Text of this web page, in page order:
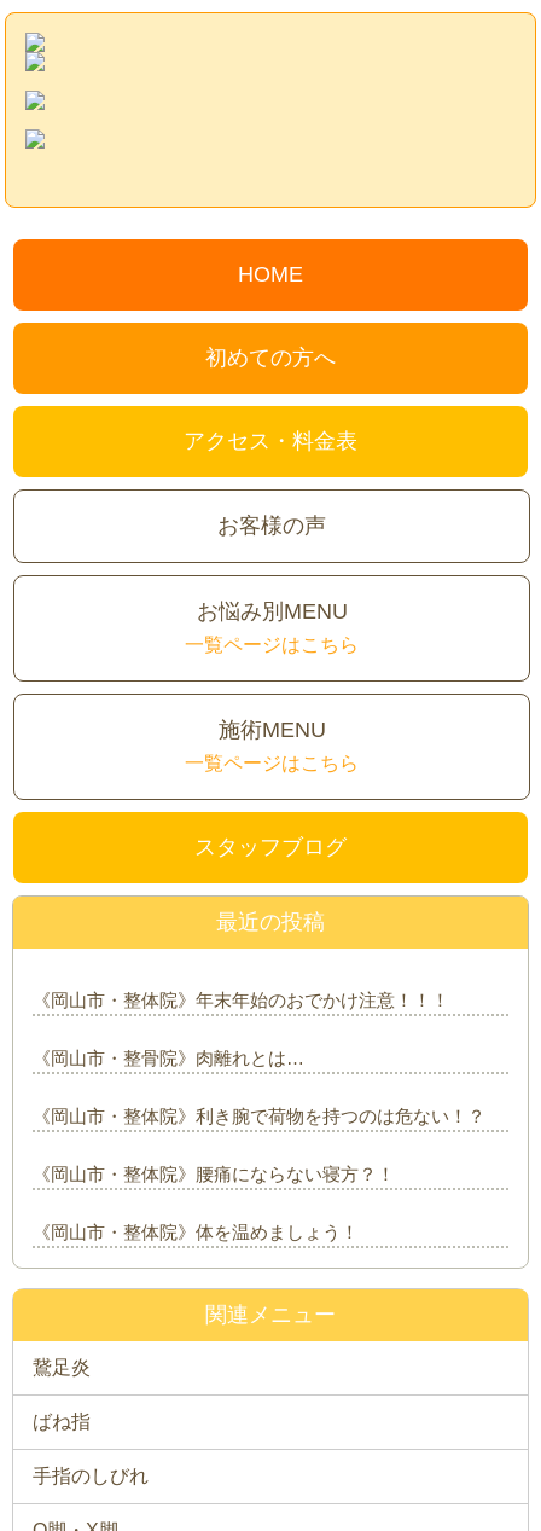
HOME
初めての方へ
アクセス・料金表
お客様の声
お悩み別MENU
一覧ページはこちら
施術MENU
一覧ページはこちら
スタッフブログ
最近の投稿
《岡山市・整体院》年末年始のおでかけ注意！！！
《岡山市・整骨院》肉離れとは…
《岡山市・整体院》利き腕で荷物を持つのは危ない！？
《岡山市・整体院》腰痛にならない寝方？！
《岡山市・整体院》体を温めましょう！
関連メニュー
鵞足炎
ばね指
手指のしびれ